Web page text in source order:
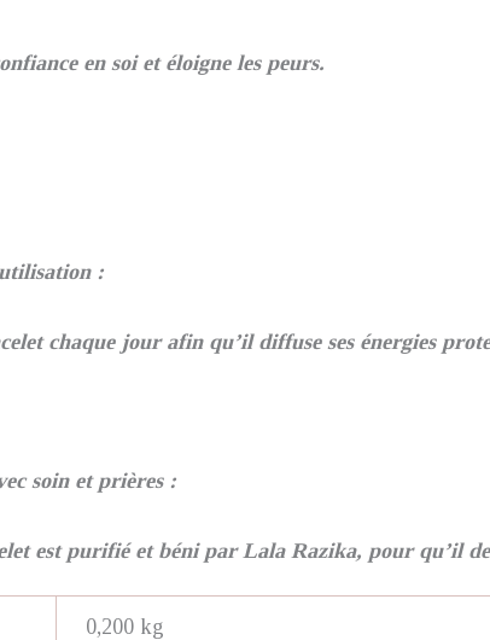
en soi et éloigne les peurs.
:
chaque jour afin qu’il diffuse ses énergies
soin et prières :
est purifié et béni par Lala Razika, pour qu’il
0,200 kg